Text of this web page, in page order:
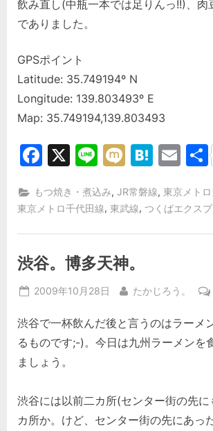
飲み直し(中瓶一本では足りんっ!!)、肉
でありました。
GPSポイント
Latitude: 35.749194º N
Longitude: 139.803493º E
Map: 35.749194,139.803493
Facebook
X LineMixi
もつ焼き・煮込み,JR常磐線,東京メト
東京メトロ千代田線, 東武線, つくばエクス
渋谷。博多天神。
Posted
2009年10月28日 By
たかじろう。
渋谷で一杯飲んだ後と言うのはラーメ
るものです;-)。今日は九州ラーメンを
ましょう。
渋谷には以前二カ所(センター街の先に
カ所か。けど、センター街の先にあっ